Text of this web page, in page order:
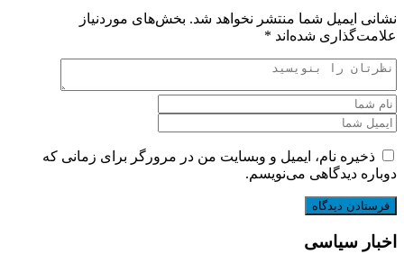
نشانی ایمیل شما منتشر نخواهد شد. بخش‌های موردنیاز
علامت‌گذاری شده‌اند *
ذخیره نام، ایمیل و وبسایت من در مرورگر برای زمانی که
دوباره دیدگاهی می‌نویسم.
اخبار سیاسی